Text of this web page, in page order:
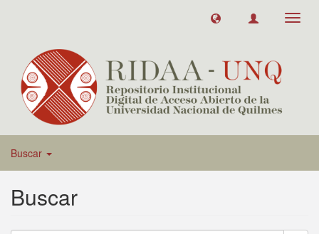
Buscar
Buscar